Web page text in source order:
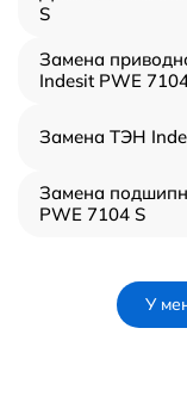
S
Замена
Indesit PWE
Замена ТЭН
Замена
PWE 7104 S
У